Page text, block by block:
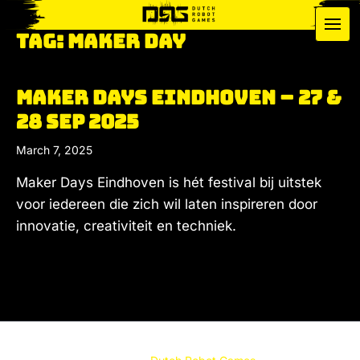
Menu
Media
Info
Forum
Tag:Maker day
MAker Days Eindhoven – 27 &
28 sep 2025
March 7, 2025
Maker Days Eindhoven is hét festival bij uitstek
voor iedereen die zich wil laten inspireren door
innovatie, creativiteit en techniek.